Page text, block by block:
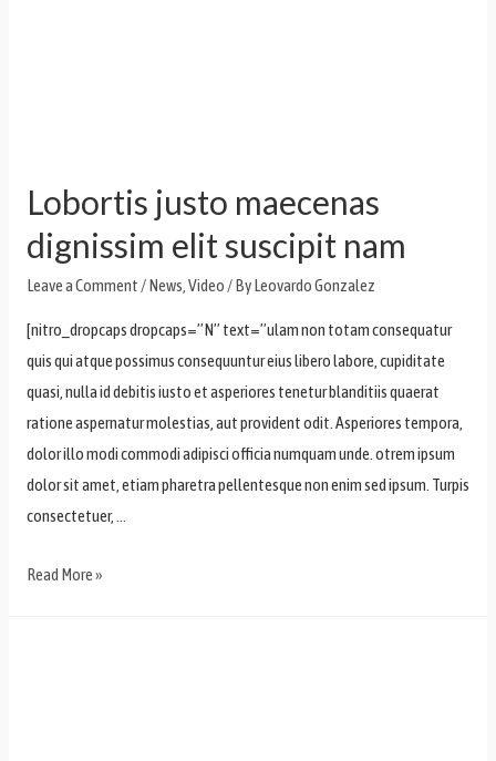
Lobortis justo maecenas
dignissim elit suscipit nam
Leave a Comment /News Video / ByLeovardo Gonzalez
[nitro_dropcaps dropcaps=”N” text=”ulam non totam consequatur
quis qui atque possimus consequuntur eius libero labore, cupiditate
quasi, nulla id debitis iusto et asperiores tenetur blanditiis quaerat
ratione aspernatur molestias, aut provident odit. Asperiores tempora,
dolor illo modi commodi adipisci officia numquam unde. otrem ipsum
dolor sit amet, etiam pharetra pellentesque non enim sed ipsum. Turpis
consectetuer, …
Read More »